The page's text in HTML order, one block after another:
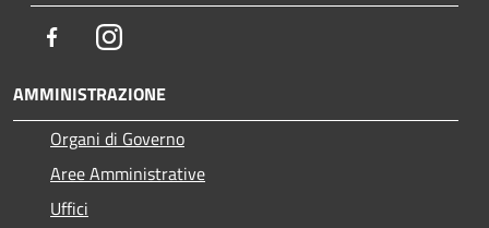
FacebookInstagram
AMMINISTRAZIONE
Organi di Governo
Aree Amministrative
Uffici